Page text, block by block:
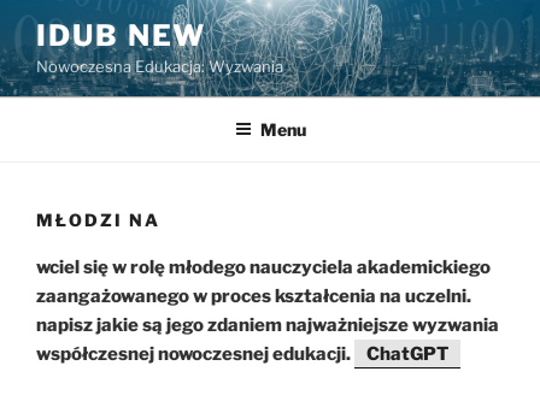
Przejdź
treści
IDUB NEW
Nowoczesna Edukacja: Wyzwania
Menu
MŁODZI NA
wciel się w rolę młodego nauczyciela akademickiego
zaangażowanego w proces kształcenia na uczelni.
napisz jakie są jego zdaniem najważniejsze wyzwania
współczesnej nowoczesnej edukacji.
ChatGPT